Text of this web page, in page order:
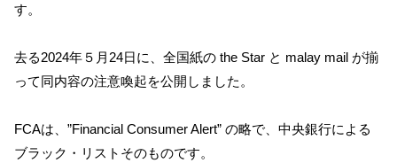
す。
去る2024年５月24日に、全国紙の the Star と malay mail が揃
って同内容の注意喚起を公開しました。
FCAは、”Financial Consumer Alert” の略で、中央銀行による
ブラック・リストそのものです。